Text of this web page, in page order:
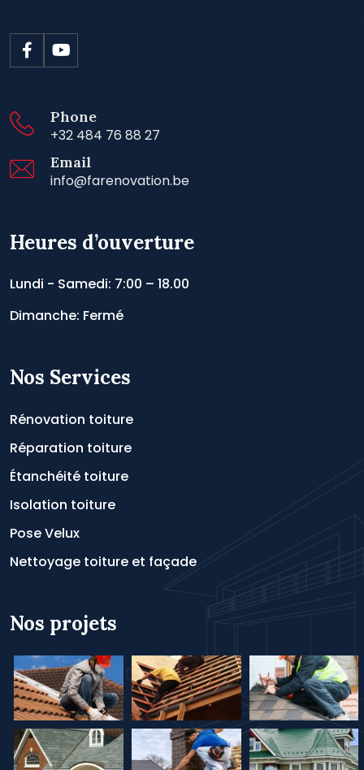
Phone
+32 484 76 88 27
Email
info@farenovation.be
Heures d’ouverture
Lundi - Samedi: 7:00 – 18.00
Dimanche: Fermé
Nos Services
Rénovation toiture
Réparation toiture
Étanchéité toiture
Isolation toiture
Pose Velux
Nettoyage toiture et façade
Nos projets